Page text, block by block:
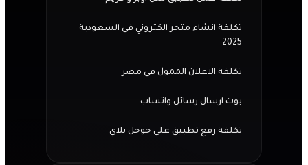
تكلفة انشاء متجر الكتروني فى السعودية
2025
تكلفة الاعلان الممول فى مصر
بوت ارسال رسائل واتساب
تكلفة رفع تطبيق على جوجل بلاي